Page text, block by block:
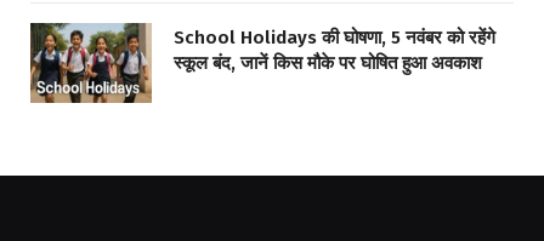
School Holidays की घोषणा, 5 नवंबर को रहेंगे
स्कूल बंद, जानें किस मौके पर घोषित हुआ अवकाश